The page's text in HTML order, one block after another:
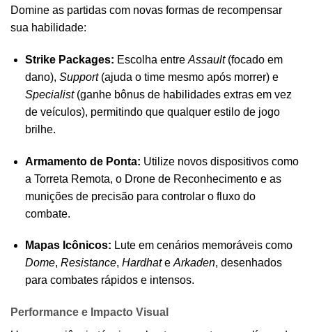
Domine as partidas com novas formas de recompensar
sua habilidade:
Strike Packages: Escolha entre Assault(focado em
dano), Support(ajuda o time mesmo após morrer) e
Specialist(ganhe bônus de habilidades extras em vez
de veículos), permitindo que qualquer estilo de jogo
brilhe.
Armamento de Ponta: Utilize novos dispositivos como
a Torreta Remota, o Drone de Reconhecimento e as
munições de precisão para controlar o fluxo do
combate.
Mapas Icônicos: Lute em cenários memoráveis como
Dome, Resistance, HardhateArkaden, desenhados
para combates rápidos e intensos.
Performance e Impacto Visual